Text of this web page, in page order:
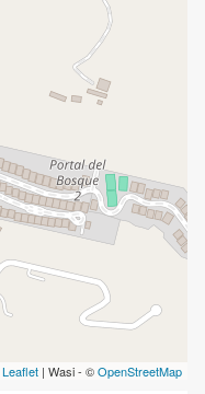
Leaflet | Wasi - ©OpenStreetMap